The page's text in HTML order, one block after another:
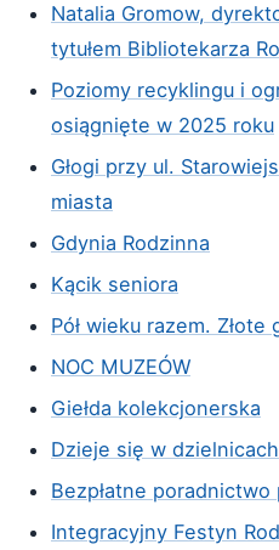
Natalia Gromow,
tytułem Bibliotekarza
Poziomy recyklingu i
osiągnięte w 2025 roku
Głogi przy ul.
miasta
Gdynia Rodzinna
Kącik seniora
Pół wieku razem.
NOC MUZEÓW
Giełda kolekcjonerska
Dzieje się w dzielnicach
Bezpłatne
Integracyjny Festyn